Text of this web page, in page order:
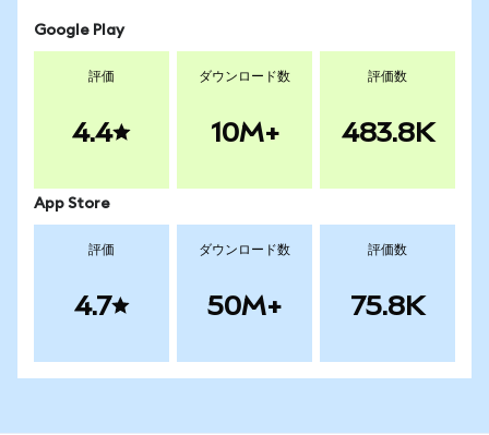
Google Play
評価
4.4
ダウンロード数
10M+
評価数
483.8K
App Store
評価
4.7
ダウンロード数
50M+
評価数
75.8K